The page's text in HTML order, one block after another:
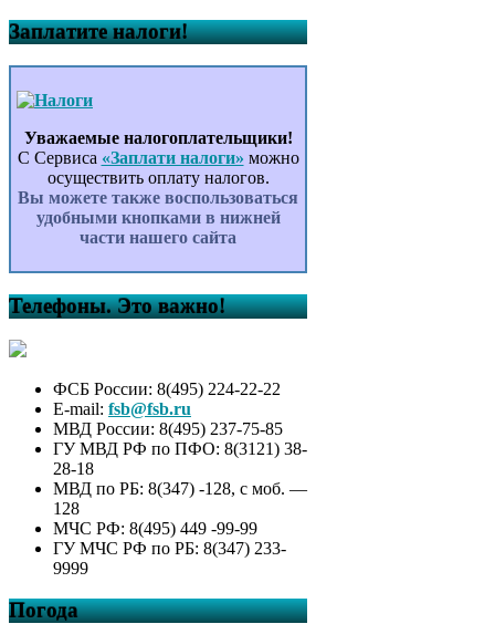
Заплатите налоги!
Уважаемые налогоплательщики!
С Сервиса «Заплати налоги» можно
осуществить оплату налогов.
Вы можете также воспользоваться
удобными кнопками в нижней
части нашего сайта
Телефоны. Это важно!
ФСБ России: 8(495) 224-22-22
E-mail: fsb@fsb.ru
МВД России: 8(495) 237-75-85
ГУ МВД РФ по ПФО: 8(3121) 38-
28-18
МВД по РБ: 8(347) -128, с моб. —
128
МЧС РФ: 8(495) 449 -99-99
ГУ МЧС РФ по РБ: 8(347) 233-
9999
Погода